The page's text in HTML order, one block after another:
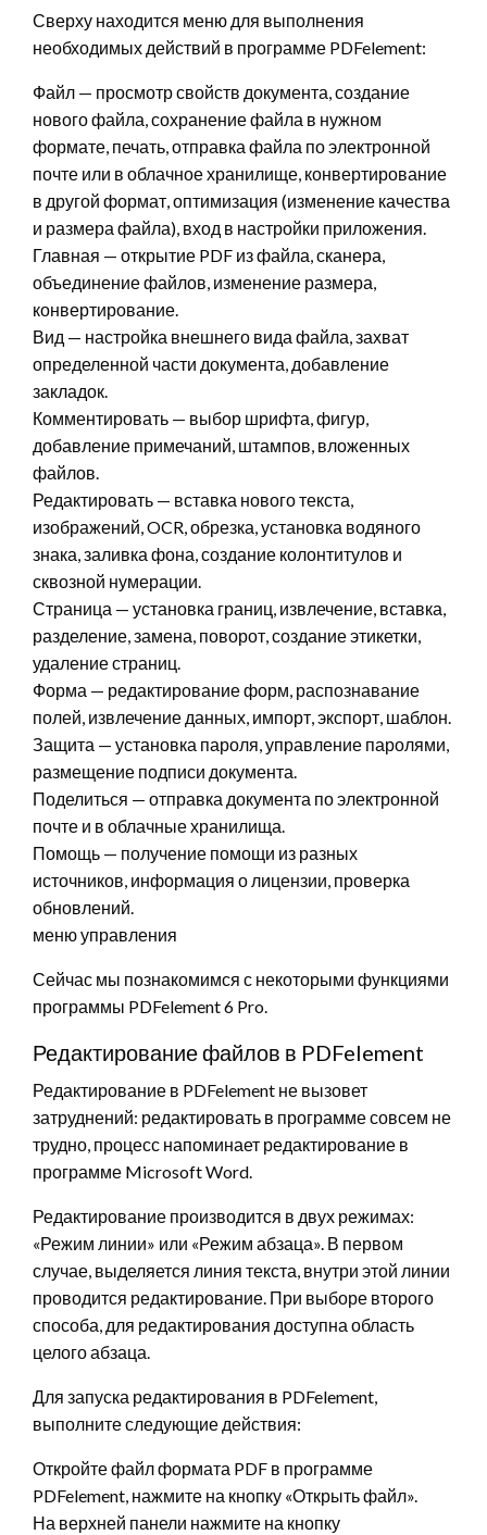
Сверху находится меню для выполнения
необходимых действий в программе PDFelement:
Файл — просмотр свойств документа, создание
нового файла, сохранение файла в нужном
формате, печать, отправка файла по электронной
почте или в облачное хранилище, конвертирование
в другой формат, оптимизация (изменение качества
и размера файла), вход в настройки приложения.
Главная — открытие PDF из файла, сканера,
объединение файлов, изменение размера,
конвертирование.
Вид — настройка внешнего вида файла, захват
определенной части документа, добавление
закладок.
Комментировать — выбор шрифта, фигур,
добавление примечаний, штампов, вложенных
файлов.
Редактировать — вставка нового текста,
изображений, OCR, обрезка, установка водяного
знака, заливка фона, создание колонтитулов и
сквозной нумерации.
Страница — установка границ, извлечение, вставка,
разделение, замена, поворот, создание этикетки,
удаление страниц.
Форма — редактирование форм, распознавание
полей, извлечение данных, импорт, экспорт, шаблон.
Защита — установка пароля, управление паролями,
размещение подписи документа.
Поделиться — отправка документа по электронной
почте и в облачные хранилища.
Помощь — получение помощи из разных
источников, информация о лицензии, проверка
обновлений.
меню управления
Сейчас мы познакомимся с некоторыми функциями
программы PDFelement 6 Pro.
Редактирование файлов в PDFelement
Редактирование в PDFelement не вызовет
затруднений: редактировать в программе совсем не
трудно, процесс напоминает редактирование в
программе Microsoft Word.
Редактирование производится в двух режимах:
«Режим линии» или «Режим абзаца». В первом
случае, выделяется линия текста, внутри этой линии
проводится редактирование. При выборе второго
способа, для редактирования доступна область
целого абзаца.
Для запуска редактирования в PDFelement,
выполните следующие действия:
Откройте файл формата PDF в программе
PDFelement, нажмите на кнопку «Открыть файл».
На верхней панели нажмите на кнопку